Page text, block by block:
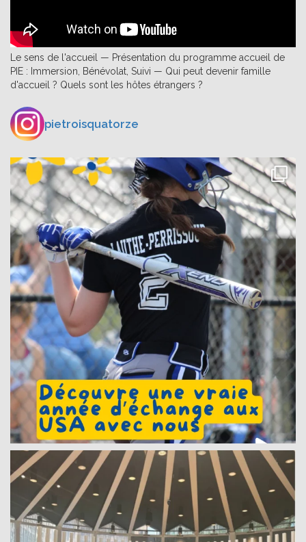
Le sens de l'accueil — Présentation du programme accueil de
PIE : Immersion, Bénévolat, Suivi — Qui peut devenir famille
d'accueil ? Quels sont les hôtes étrangers ?
pietroisquatorze